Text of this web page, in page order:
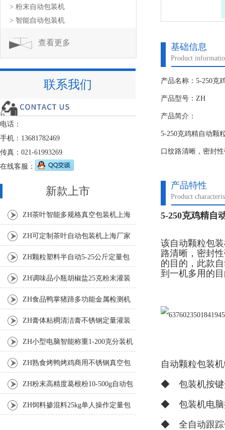
基础信息
Product
产品名称：5-250克
产品型号：ZH
产品简介：
5-250克鸡精自动颗
口纹路清晰，密封
产品特性
Product
5-250克鸡精自
该自动颗粒包
路清晰，密封
的目的，此款
到一机多用的
自动颗粒包装
◆ 包装机按键
◆ 包装机电脑
◆ 全自动跟踪
> 粉末自动包装机
> 智能自动包装机
查看更多
联系我们
电话：
手机：13681782469
传真：021-61993269
在线客服：
新款上市
ZH茶叶智能多规格真空包装机上海
厂家 ZH可定制茶叶自动包装机上海厂家
ZH颗粒塑料半自动5-25公斤定量包
装机 ZH调味品小瓶胡椒盐25克粉末灌装
ZH食品鸭掌猪蹄多功能金属检测机
ZH膏体粘稠清洁膏不锈钢定量灌装
机厂家 ZH小型电脑智能称重1-200克分装机
ZH熟食烤鸭烤鸡商用不锈钢真空包
装机 ZH粉末高精度葛根粉10-500g自动包
装机 ZH饲料掺混料25kg单人操作定量包